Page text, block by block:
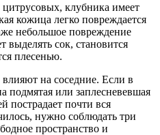
клубника имеет
кожица легко повреждается
небольшое повреждение
выделять сок, становится
плесенью.
на соседние. Если в
подмятая или заплесневевшая
пострадает почти вся
нужно соблюдать три
пространство и